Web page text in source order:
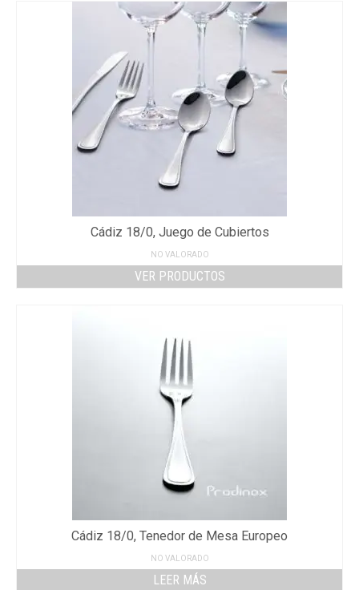
Cádiz 18/0, Juego de Cubiertos
NO VALORADO
VER PRODUCTOS
Cádiz 18/0, Tenedor de Mesa Europeo
NO VALORADO
LEER MÁS